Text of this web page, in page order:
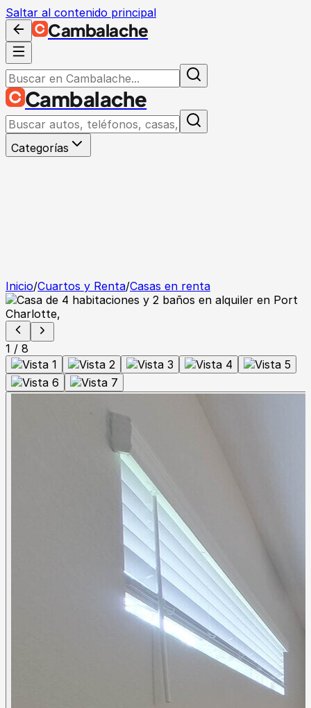
Saltar al contenido principal
Cambalache
Cambalache
Categorías
Inicio/Cuartos y Renta/Casas en renta
1 / 8